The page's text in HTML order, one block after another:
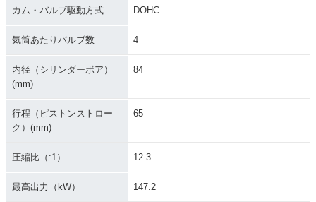
2011年 ZZR1400・
2010年 ZZR1400 A
2009年 ZZR1400 A
2009年 ZZR1400・
カム・バルブ駆動方式 DOHC
気筒あたりバルブ数 4
内径（シリンダーボア）
(mm)
84
行程（ピストンストロー
ク）(mm)
65
圧縮比（:1） 12.3
最高出力（kW） 147.2